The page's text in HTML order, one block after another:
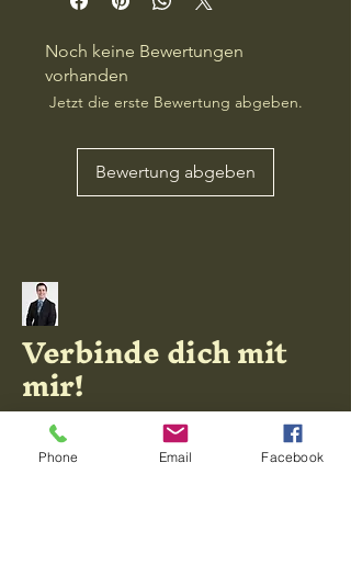
Noch keine Bewertungen
vorhanden
Jetzt die erste Bewertung abgeben.
Bewertung abgeben
Verbinde dich mit
mir!
Phone Email Facebook